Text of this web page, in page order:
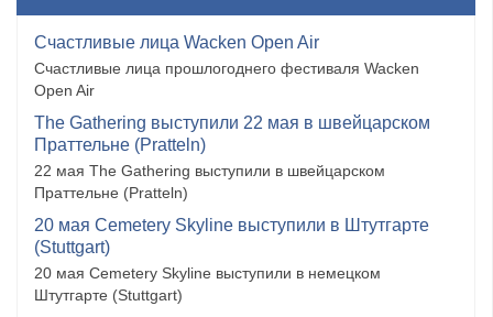
Счастливые лица Wacken Open Air
Счастливые лица прошлогоднего фестиваля Wacken
Open Air
The Gathering выступили 22 мая в швейцарском
Праттельне (Pratteln)
22 мая The Gathering выступили в швейцарском
Праттельне (Pratteln)
20 мая Cemetery Skyline выступили в Штутгарте
(Stuttgart)
20 мая Cemetery Skyline выступили в немецком
Штутгарте (Stuttgart)